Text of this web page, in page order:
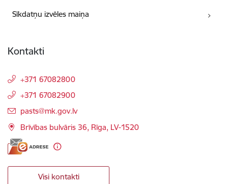
Sīkdatņu izvēles maiņa
Kontakti
+371 67082800
+371 67082900
E-pasts:
pasts@mk.gov.lv
Brīvības bulvāris 36, Rīga, LV-1520
Visi kontakti